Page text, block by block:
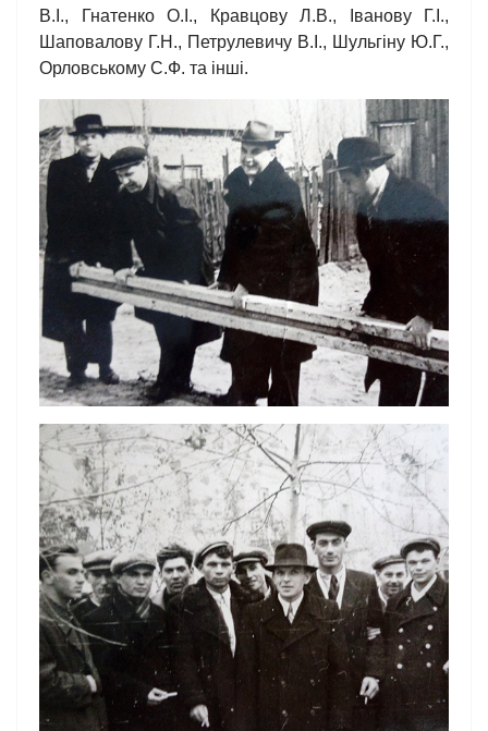
В.І., Гнатенко О.І., Кравцову Л.В., Іванову Г.І.,
Шаповалову Г.Н., Петрулевичу В.І., Шульгіну Ю.Г.,
Орловському С.Ф. та інші.